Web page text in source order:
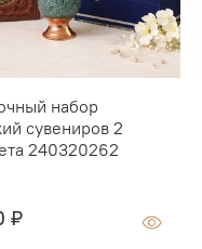
набор
сувениров 2
240320262
₽